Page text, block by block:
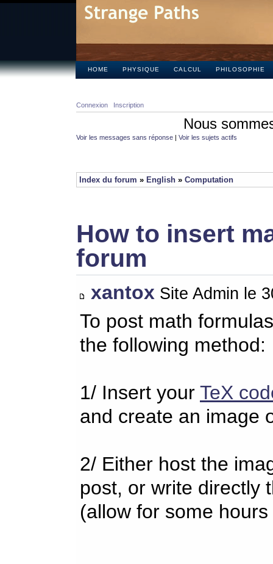
HOME PHYSIQUE CALCUL PHILOSOPHIE
Connexion Inscription
Nous
Voir les messages sans réponse | Voir les sujets actifs
Index du forum » English » Computation
How to insert
forum
xantox Site Admin le
To post math
the following method:
1/ Insert your TeX
and create an image
2/ Either host the
post, or write directly
(allow for some